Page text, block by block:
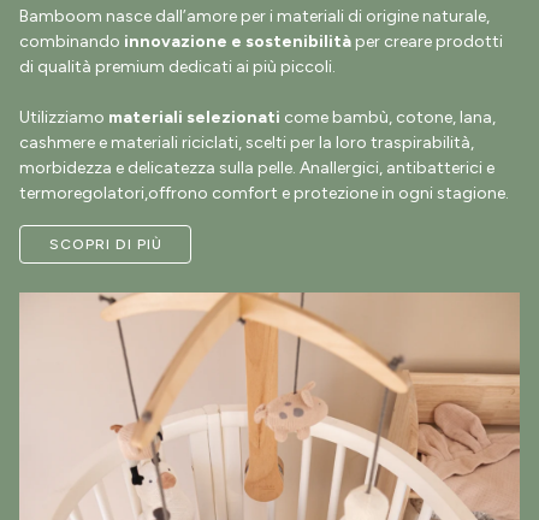
Bamboom nasce dall’amore per i materiali di origine naturale,
combinando innovazione e sostenibilità per creare prodotti
di qualità premium dedicati ai più piccoli.
Utilizziamo materiali selezionati come bambù, cotone, lana,
cashmere e materiali riciclati, scelti per la loro traspirabilità,
morbidezza e delicatezza sulla pelle. Anallergici, antibatterici e
termoregolatori,offrono comfort e protezione in ogni stagione.
SCOPRI DI PIÙ